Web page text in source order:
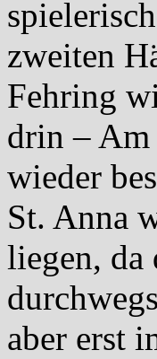
zweiten
Fehring
drin – Am
wieder
St. Anna
liegen, da
aber erst